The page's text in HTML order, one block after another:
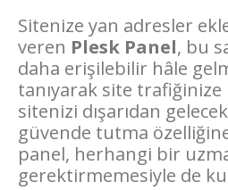
Sitenize yan adresler
veren Plesk Panel, bu
daha erişilebilir hâle
tanıyarak site trafiğinize
sitenizi dışarıdan
güvende tutma
panel, herhangi bir
gerektirmemesiyle de